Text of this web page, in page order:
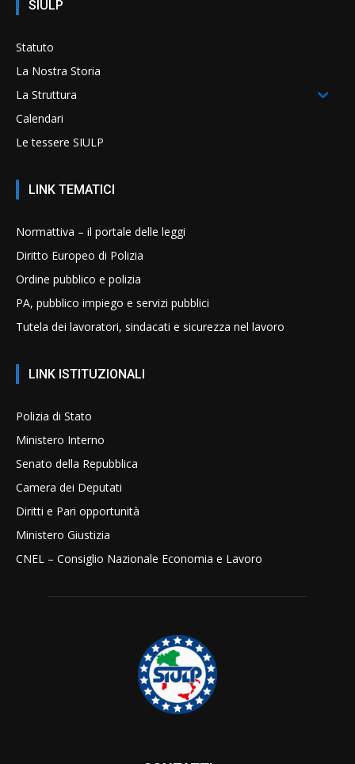
SIULP
Statuto
La Nostra Storia
La Struttura
Calendari
Le tessere SIULP
LINK TEMATICI
Normattiva – il portale delle leggi
Diritto Europeo di Polizia
Ordine pubblico e polizia
PA, pubblico impiego e servizi pubblici
Tutela dei lavoratori, sindacati e sicurezza nel lavoro
LINK ISTITUZIONALI
Polizia di Stato
Ministero Interno
Senato della Repubblica
Camera dei Deputati
Diritti e Pari opportunità
Ministero Giustizia
CNEL – Consiglio Nazionale Economia e Lavoro